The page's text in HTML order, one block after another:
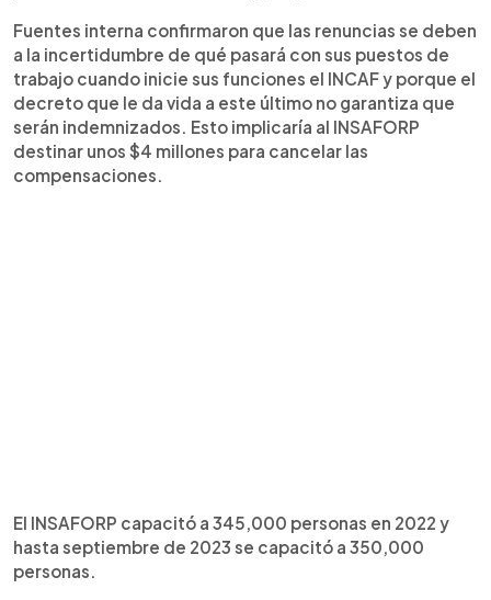
Fuentes interna confirmaron que las renuncias se deben
a la incertidumbre de qué pasará con sus puestos de
trabajo cuando inicie sus funciones el INCAF y porque el
decreto que le da vida a este último no garantiza que
serán indemnizados. Esto implicaría al INSAFORP
destinar unos $4 millones para cancelar las
compensaciones.
El INSAFORP capacitó a 345,000 personas en 2022 y
hasta septiembre de 2023 se capacitó a 350,000
personas.